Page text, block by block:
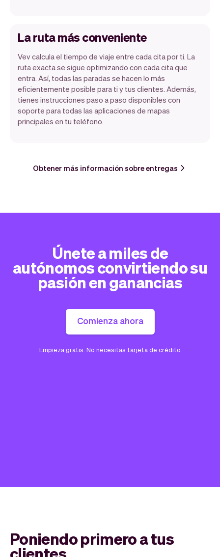
La ruta más conveniente
Vev calcula el tiempo de viaje entre cada cita por ti. La
ruta exacta se sigue optimizando con cada cita que
entra. Así, todas las paradas se hacen lo más
eficientemente posible para ti y tus clientes. Además,
tienes instrucciones paso a paso disponibles con
soporte para todas las aplicaciones de mapas
principales en tu teléfono.
Obtener más información sobre entregas
Únete a miles de
autónomos convirtiendo su
pasión en ganancias
Comienza ahora
Empieza gratis. No necesitas tarjeta de crédito
Poniendo primero a tus
clientes